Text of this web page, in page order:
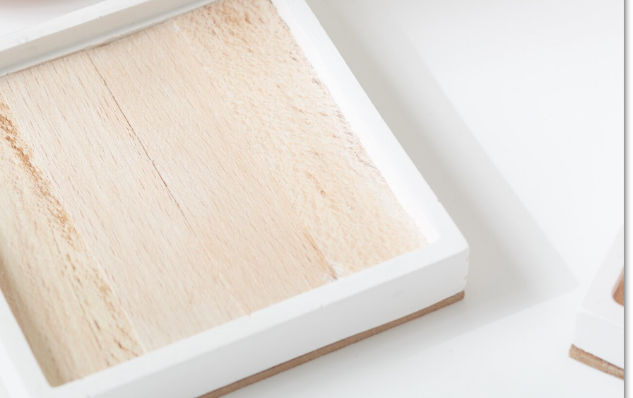
Materialliste ansehen
Zuhause stilvoll zu schmücken?
fürUntersetzer aus Bastelklötzchen und Raysinaus! Mit dieser einfachen Anleitung kannst
kreieren, die deinem Zuhause eine persönliche Note verleihen.